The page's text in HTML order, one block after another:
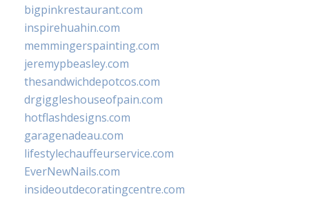
bigpinkrestaurant.com
inspirehuahin.com
memmingerspainting.com
jeremypbeasley.com
thesandwichdepotcos.com
drgiggleshouseofpain.com
hotflashdesigns.com
garagenadeau.com
lifestylechauffeurservice.com
EverNewNails.com
insideoutdecoratingcentre.com